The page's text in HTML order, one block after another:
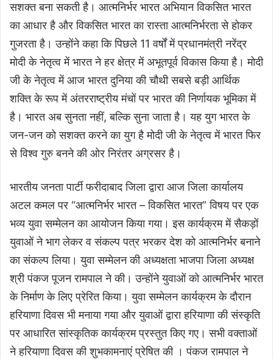
सशक्त बना सकती है। आत्मनिर्भर भारत अभियान विकसित भारत
का आधार है और विकसित भारत का रास्ता आत्मनिर्भरता से होकर
गुजरता है। उन्होंने कहा कि पिछले 11 वर्षों में प्रधानमंत्री नरेंद्र
मोदी के नेतृत्व में भारत ने हर क्षेत्र में अभूतपूर्व विकास किया है। मोदी
जी के नेतृत्व में आज भारत दुनिया की चौथी सबसे बड़ी आर्थिक
शक्ति के रूप में अंतरराष्ट्रीय मंचों पर भारत की निर्णायक भूमिका में
है। भारत अब सुनता नहीं, बल्कि सुना जाता है। यह युग भारत के
जन-जन को सशक्त करने का युग है मोदी जी के नेतृत्व में भारत फिर
से विश्व गुरु बनने की ओर निरंतर अग्रसर है।
भारतीय जनता पार्टी फरीदाबाद जिला द्वारा आज जिला कार्यालय
अटल कमल पर “आत्मनिर्भर भारत – विकसित भारत” विषय पर एक
भव्य युवा सम्मेलन का आयोजन किया गया। इस कार्यक्रम में सैकड़ों
युवाओं ने भाग लेकर व संकल्प पत्र भरकर देश को आत्मनिर्भर बनाने
का संकल्प लिया। युवा सम्मेलन की अध्यक्षता भाजपा जिला अध्यक्ष
श्री पंकज पूजन रामपाल ने की। उन्होंने युवाओं को आत्मनिर्भर भारत
के निर्माण के लिए प्रेरित किया। युवा सम्मेलन कार्यक्रम के दौरान
हरियाणा दिवस भी मनाया गया और युवाओं द्वारा हरियाणा की संस्कृति
पर आधारित सांस्कृतिक कार्यक्रम प्रस्तुत किए गए। सभी वक्ताओं
ने हरियाणा दिवस की शुभकामनाएं प्रेषित की । पंकज रामपाल ने